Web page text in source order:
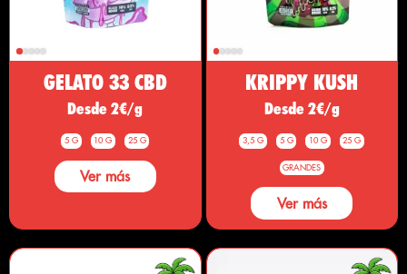
GELATO 33 CBD
Desde 2€/g
5 G 10 G 25 G
Ver más
KRIPPY KUSH
Desde 2€/g
3,5 G 5 G 10 G 25 G
GRANDES
Ver más